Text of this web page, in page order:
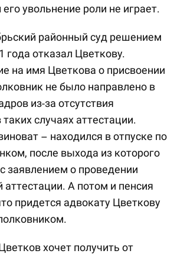
увольнение роли не играет.
районный суд решением
года отказал Цветкову.
на имя Цветкова о присвоении
не было направлено в
из-за отсутствия
случаях аттестации.
– находился в отпуске по
после выхода из которого
заявлением о проведении
аттестации. А потом и пенсия
придется адвокату Цветкову
хочет получить от